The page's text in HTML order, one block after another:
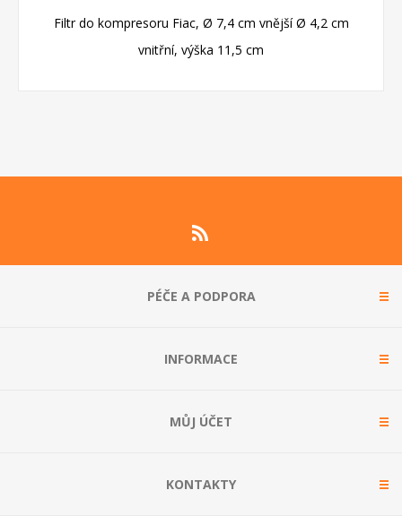
Filtr do kompresoru Fiac, Ø 7,4 cm vnější Ø 4,2 cm
vnitřní, výška 11,5 cm
PÉČE A PODPORA
INFORMACE
MŮJ ÚČET
KONTAKTY